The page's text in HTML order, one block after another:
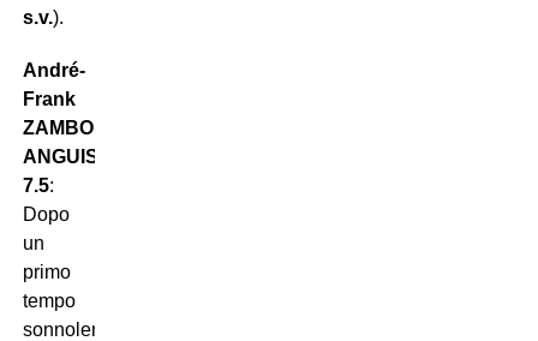
s.v.).
André-
Frank
ZAMBO
ANGUISSA
7.5:
Dopo
un
primo
tempo
sonnolento,